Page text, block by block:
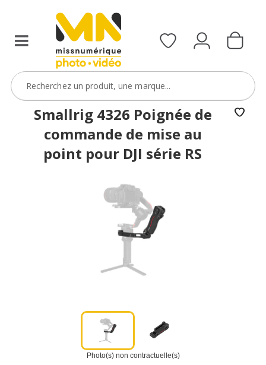
Smallrig 4326 Poignée de
commande de mise au
point pour DJI série RS
Photo(s) non contractuelle(s)